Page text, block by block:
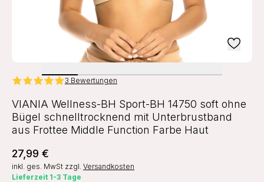
3 Bewertungen
VIANIA Wellness-BH Sport-BH 14750 soft ohne
Bügel schnelltrocknend mit Unterbrustband
aus Frottee Middle Function Farbe Haut
27,99 €
inkl. ges. MwSt zzgl. Versandkosten
Lieferzeit 1-3 Tage